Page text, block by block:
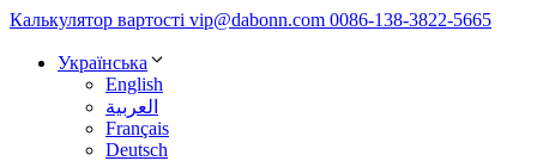
Калькулятор вартості vip@dabonn.com 0086-138-3822-5665
Українська
English
العربية
Français
Deutsch